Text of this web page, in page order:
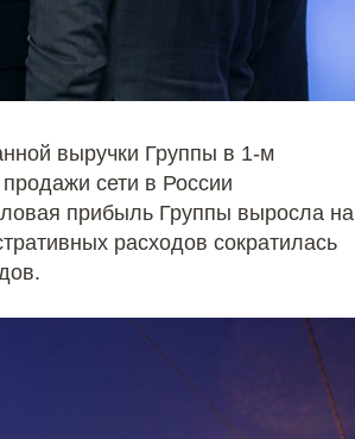
выручки Группы в 1-м
сети в России
прибыль Группы выросла на
расходов сократилась